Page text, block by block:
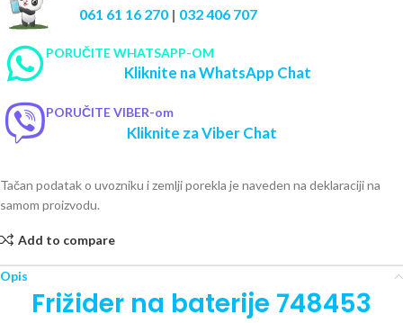
061 61 16 270 | 032 406 707
PORUČITE WHATSAPP-OM
Kliknite na WhatsApp Chat
PORUČITE VIBER-om
Kliknite za Viber Chat
Tačan podatak o uvozniku i zemlji porekla je naveden na deklaraciji na
samom proizvodu.
Add to compare
Opis
Frižider na baterije 748453